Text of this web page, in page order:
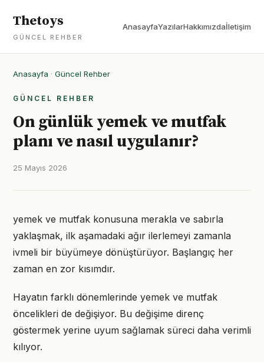
Thetoys
GÜNCEL REHBER
AnasayfaYazılarHakkımızdaİletişim
Anasayfa · Güncel Rehber
GÜNCEL REHBER
On günlük yemek ve mutfak
planı ve nasıl uygulanır?
25 Mayıs 2026
yemek ve mutfak konusuna merakla ve sabırla
yaklaşmak, ilk aşamadaki ağır ilerlemeyi zamanla
ivmeli bir büyümeye dönüştürüyor. Başlangıç her
zaman en zor kısımdır.
Hayatın farklı dönemlerinde yemek ve mutfak
öncelikleri de değişiyor. Bu değişime direnç
göstermek yerine uyum sağlamak süreci daha verimli
kılıyor.